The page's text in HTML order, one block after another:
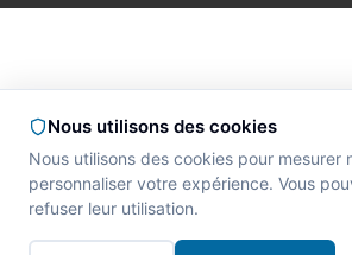
Nous utilisons des cookies
Nous utilisons des cookies pour mesurer
personnaliser votre expérience. Vous
refuser leur utilisation.